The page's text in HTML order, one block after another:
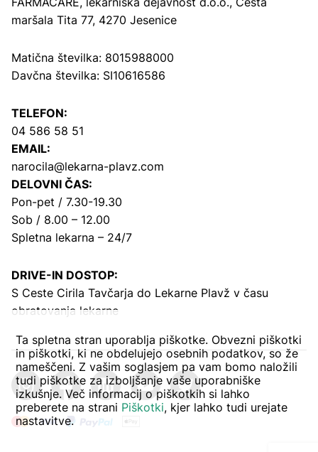
maršala Tita 77, 4270 Jesenice
Matična številka: 8015988000
Davčna številka: SI10616586
TELEFON:
04 586 58 51
EMAIL:
narocila@lekarna-plavz.com
DELOVNI ČAS:
Pon-pet / 7.30-19.30
Sob / 8.00 – 12.00
Spletna lekarna – 24/7
DRIVE-IN DOSTOP:
S Ceste Cirila Tavčarja do Lekarne Plavž v času
obratovanja lekarne
Ta spletna stran uporablja piškotke. Obvezni piškotki
in piškotki, ki ne obdelujejo osebnih podatkov, so že
nameščeni. Z vašim soglasjem pa vam bomo naložili
tudi piškotke za izboljšanje vaše uporabniške
izkušnje. Več informacij o piškotkih si lahko
preberete na strani Piškotki, kjer lahko tudi urejate
nastavitve.